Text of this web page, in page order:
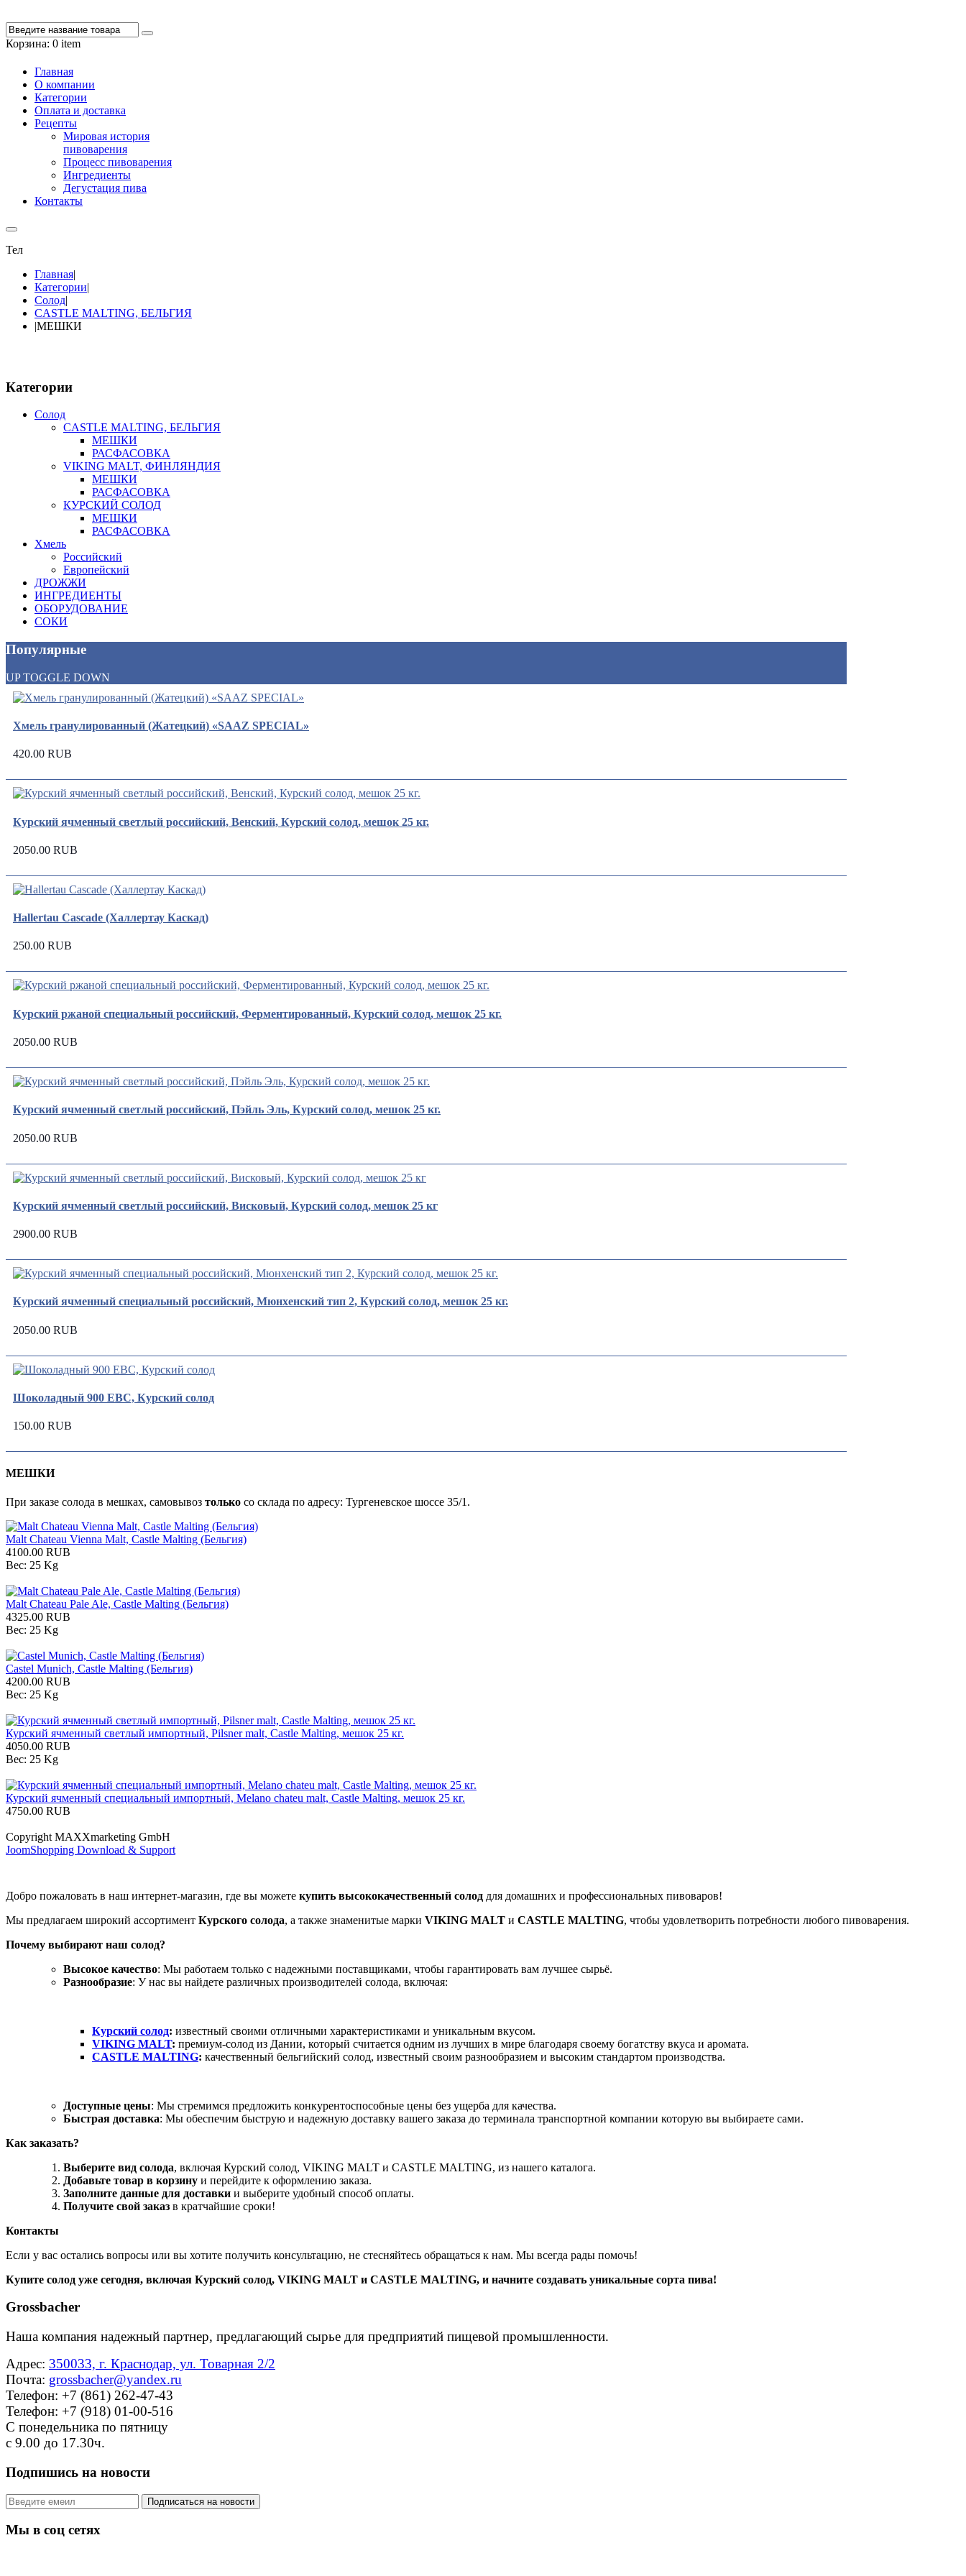
Корзина: 0 item
Главная
О компании
Категории
Оплата и доставка
Рецепты
Мировая история
пивоварения
Процесс пивоварения
Ингредиенты
Дегустация пива
Контакты
Тел
Главная|
Категории|
Солод|
CASTLE MALTING, БЕЛЬГИЯ
|МЕШКИ
Категории
Солод
CASTLE MALTING, БЕЛЬГИЯ
МЕШКИ
РАСФАСОВКА
VIKING MALT, ФИНЛЯНДИЯ
МЕШКИ
РАСФАСОВКА
КУРСКИЙ СОЛОД
МЕШКИ
РАСФАСОВКА
Хмель
Российский
Европейский
ДРОЖЖИ
ИНГРЕДИЕНТЫ
ОБОРУДОВАНИЕ
СОКИ
Популярные
UP TOGGLE DOWN
Хмель гранулированный (Жатецкий) «SAAZ SPECIAL»
420.00 RUB
Курский ячменный светлый российский, Венский, Курский солод, мешок 25 кг.
2050.00 RUB
Hallertau Cascade (Халлертау Каскад)
250.00 RUB
Курский ржаной специальный российский, Ферментированный, Курский солод, мешок 25 кг.
2050.00 RUB
Курский ячменный светлый российский, Пэйль Эль, Курский солод, мешок 25 кг.
2050.00 RUB
Курский ячменный светлый российский, Висковый, Курский солод, мешок 25 кг
2900.00 RUB
Курский ячменный специальный российский, Мюнхенский тип 2, Курский солод, мешок 25 кг.
2050.00 RUB
Шоколадный 900 ЕВС, Курский солод
150.00 RUB
МЕШКИ
При заказе солода в мешках, самовывоз только со склада по адресу: Тургеневское шоссе 35/1.
Malt Chateau Vienna Malt, Castle Malting (Бельгия)
4100.00 RUB
Вес: 25 Kg
Malt Chateau Pale Ale, Castle Malting (Бельгия)
4325.00 RUB
Вес: 25 Kg
Сastel Munich, Castle Malting (Бельгия)
4200.00 RUB
Вес: 25 Kg
Курский ячменный светлый импортный, Pilsner malt, Castle Malting, мешок 25 кг.
4050.00 RUB
Вес: 25 Kg
Курский ячменный специальный импортный, Melano chateu malt, Castle Malting, мешок 25 кг.
4750.00 RUB
Copyright MAXXmarketing GmbH
JoomShopping Download & Support
Добро пожаловать в наш интернет-магазин, где вы можете купить высококачественный солод для домашних и профессиональных пивоваров!
Мы предлагаем широкий ассортимент Курского солода, а также знаменитые марки VIKING MALT и CASTLE MALTING, чтобы удовлетворить потребности любого пивоварения.
Почему выбирают наш солод?
Высокое качество: Мы работаем только с надежными поставщиками, чтобы гарантировать вам лучшее сырьё.
Разнообразие: У нас вы найдете различных производителей солода, включая:
Курский солод: известный своими отличными характеристиками и уникальным вкусом.
VIKING MALT: премиум-солод из Дании, который считается одним из лучших в мире благодаря своему богатству вкуса и аромата.
CASTLE MALTING: качественный бельгийский солод, известный своим разнообразием и высоким стандартом производства.
Доступные цены: Мы стремимся предложить конкурентоспособные цены без ущерба для качества.
Быстрая доставка: Мы обеспечим быструю и надежную доставку вашего заказа до терминала транспортной компании которую вы выбираете сами.
Как заказать?
Выберите вид солода, включая Курский солод, VIKING MALT и CASTLE MALTING, из нашего каталога.
Добавьте товар в корзину и перейдите к оформлению заказа.
Заполните данные для доставки и выберите удобный способ оплаты.
Получите свой заказ в кратчайшие сроки!
Контакты
Если у вас остались вопросы или вы хотите получить консультацию, не стесняйтесь обращаться к нам. Мы всегда рады помочь!
Купите солод уже сегодня, включая Курский солод, VIKING MALT и CASTLE MALTING, и начните создавать уникальные сорта пива!
Grossbacher
Наша компания надежный партнер, предлагающий сырье для предприятий пищевой промышленности.
Адрес: 350033, г. Краснодар, ул. Товарная 2/2
Почта: grossbacher@yandex.ru
Телефон: +7 (861) 262-47-43
Телефон: +7 (918) 01-00-516
С понедельника по пятницу
с 9.00 до 17.30ч.
Подпишись на новости
Мы в соц сетях